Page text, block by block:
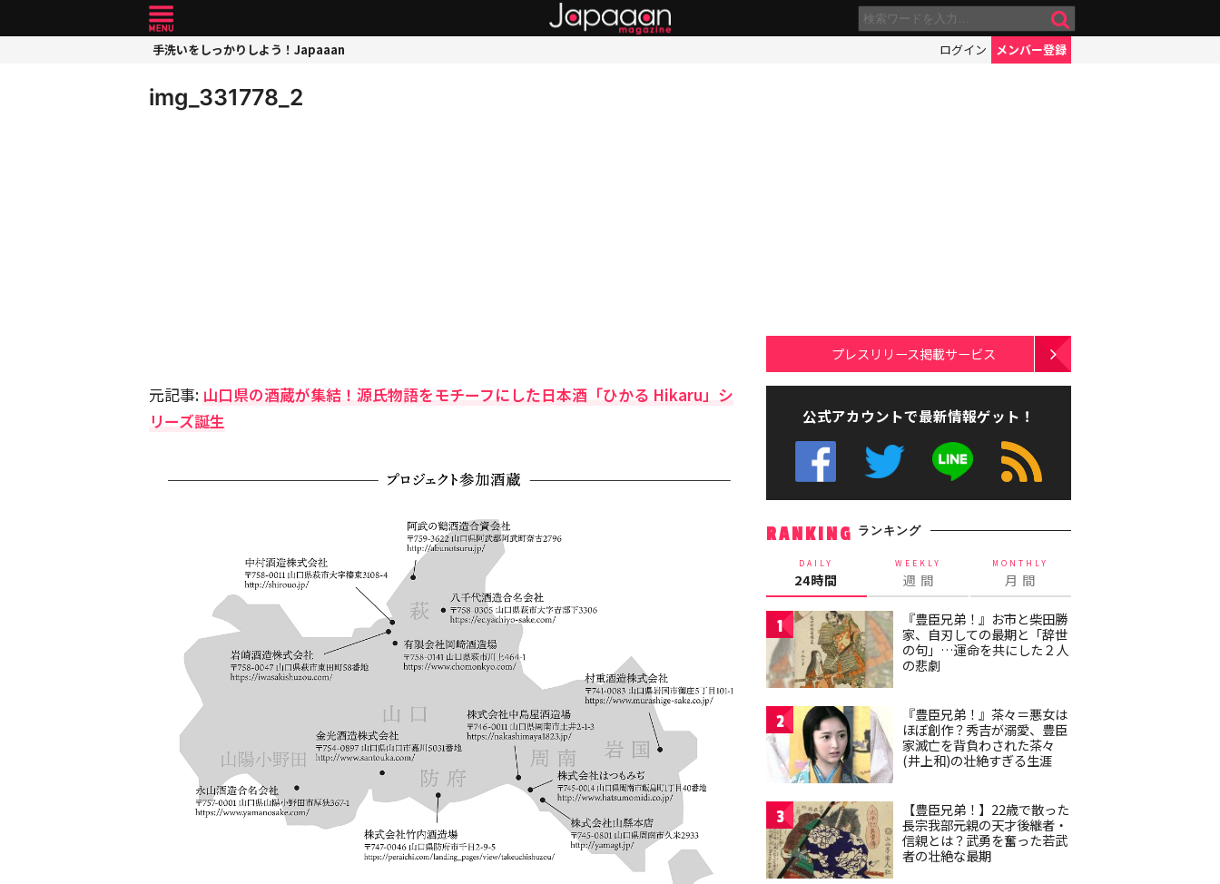
手洗いをしっかりしよう！Japaaan ログイン メンバー登録
img_331778_2
元記事: 山口県の酒蔵が集結！源氏物語をモチーフにした日本酒「ひかる Hikaru」シ
リーズ誕生
プレスリリース掲載サービス
公式アカウントで最新情報ゲット！
RANKING ランキング
DAILY
24時間
WEEKLY
週 間
MONTHLY
月 間
1
『豊臣兄弟！』お市と柴田勝
家、自刃しての最期と「辞世
の句」…運命を共にした２人
の悲劇
2
『豊臣兄弟！』茶々＝悪女は
ほぼ創作？秀吉が溺愛、豊臣
家滅亡を背負わされた茶々
(井上和)の壮絶すぎる生涯
3
【豊臣兄弟！】22歳で散った
長宗我部元親の天才後継者・
信親とは？武勇を奮った若武
者の壮絶な最期